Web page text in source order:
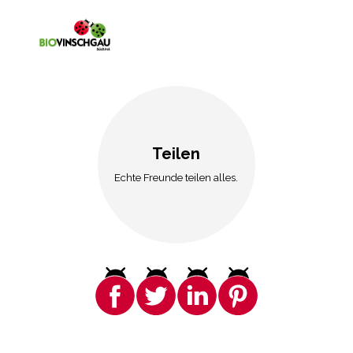
Teilen
Echte Freunde teilen alles.